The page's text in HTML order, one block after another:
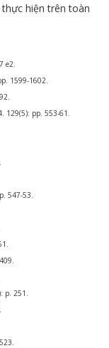
hiện trên toàn
e2.
1599-1602.
129(5): pp. 553-61.
547-53.
p. 251.